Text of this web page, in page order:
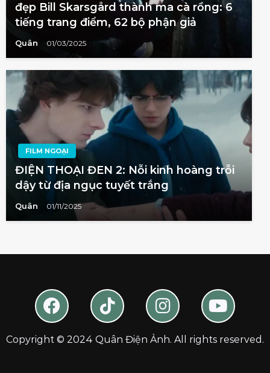
đẹp Bill Skarsgård thành ma cà rồng: 6
tiếng trang điểm, 62 bộ phận giả
Quân 01/03/2025
FILM NGOẠI
ĐIỆN THOẠI ĐEN 2: Nỗi kinh hoàng trỗi
dậy từ địa ngục tuyết trắng
Quân 01/11/2025
Copyright © 2024 Quân Điện Ảnh. All rights reserved.